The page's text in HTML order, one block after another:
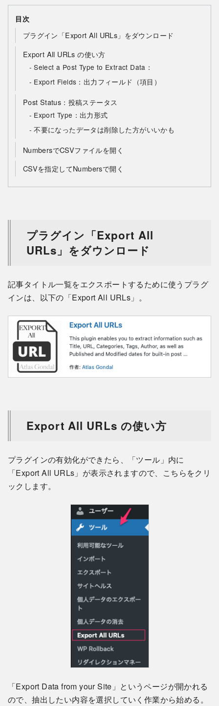
目次
プラグイン「Export All URLs」をダウンロード
Export All URLs の使い方
Select a Post Type to Extract Data：
Export Fields：出力フィールド（項目）
Post Status：投稿ステータス
Export Type：出力形式
不要になったデータは削除した方がいいかも
NumbersでCSVファイルを開く
CSVを指定してNumbersで開く
プラグイン「Export All
URLs」をダウンロード
記事タイトル一覧をエクスポートするために使うプラグ
インは、以下の「Export All URLs」。
Export All URLs の使い方
プラグインの有効化ができたら、「ツール」内に
「Export All URLs」が表示されますので、こちらをクリ
ックします。
「Export Data from your Site」というページが開かれる
ので、抽出したい内容を選択していく作業から始める。